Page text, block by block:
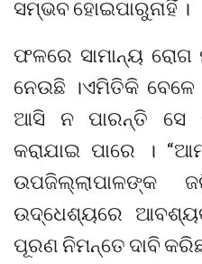
ସମ୍ଭବ ହୋଇପାରୁନାହିଁ ।
ଫଳରେ ସାମାନ୍ୟ
ନେଉଛି ।ଏମିତିକି
ଆସି ନ ପାରନ୍ତି ସେ
କରାଯାଇ ପାରେ ।
ଉପଜିଲ୍ଲାପାଳଙ୍କ
ଉଦ୍ଧେଶ୍ୟରେ
ପୂରଣ ନିମନ୍ତେ ଦାବି